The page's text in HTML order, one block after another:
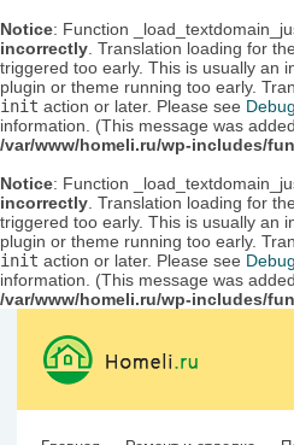
Notice: Function
incorrectly . Translation loading for the
triggered too early. This is usually an
plugin or theme running too early.
init action or later. Please see
information. (This message was
/var/www/homeli.ru/wp-includes/
Notice: Function
incorrectly . Translation loading for the
triggered too early. This is usually an
plugin or theme running too early.
init action or later. Please see
information. (This message was
/var/www/homeli.ru/wp-includes/